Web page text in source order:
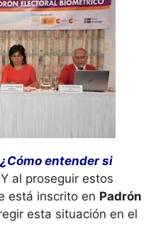
¿Cómo entender si
Y al proseguir estos
está inscrito en Padrón
esta situación en el